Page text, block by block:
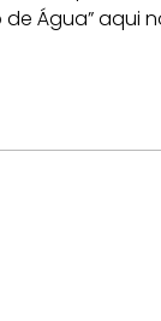
Água” aqui